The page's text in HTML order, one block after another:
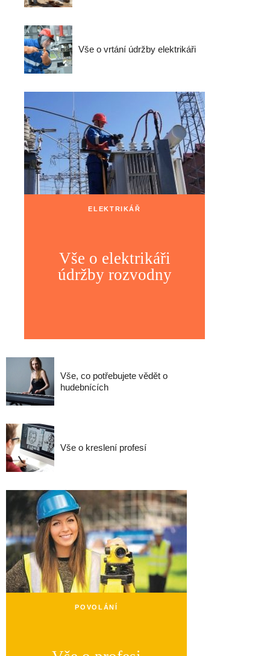
Vše o vrtání údržby elektrikáři
ELEKTRIKÁŘ
Vše o elektrikáři
údržby rozvodny
Vše, co potřebujete vědět o
hudebnících
Vše o kreslení profesí
POVOLÁNÍ